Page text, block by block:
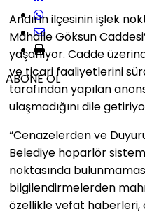
ABONE OL
Andırın ilçesinin işlek
Mahalle Göksun
yaşanıyor. Cadde
ve ticari faaliyetlerini
tarafından yapılan
ulaşmadığını dile
“Cenazelerden ve
Belediye hoparlör
noktasında
bilgilendirmelerden
özellikle vefat haberleri,